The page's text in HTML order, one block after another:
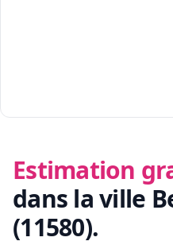
Estimation
dans la ville
(11580).